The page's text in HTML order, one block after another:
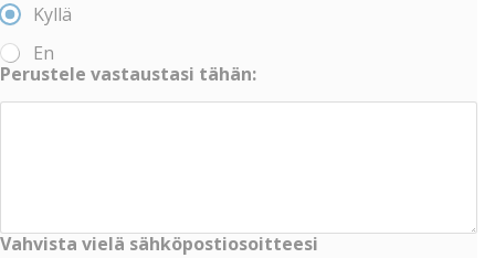
Kyllä
En
Perustele vastaustasi tähän:
Vahvista vielä sähköpostiosoitteesi